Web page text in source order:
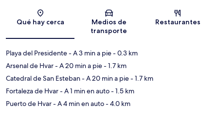
Sección del mapa
Qué hay cerca
Medios de
transporte
Restaurantes
Playa del Presidente- A 3 min a pie- 0.3 km
Arsenal de Hvar- A 20 min a pie- 1.7 km
Catedral de San Esteban- A 20 min a pie- 1.7 km
Fortaleza de Hvar- A 1 min en auto- 1.5 km
Puerto de Hvar- A 4 min en auto- 4.0 km